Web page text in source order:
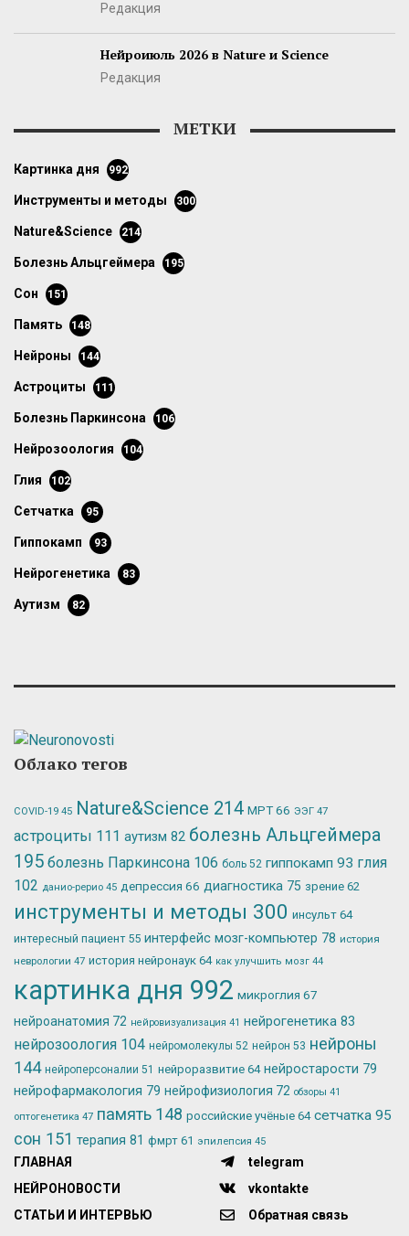
Редакция
Нейроиюль 2026 в Nature и Science
Редакция
МЕТКИ
картинка дня 992
инструменты и методы 300
Nature&Science 214
болезнь Альцгеймера 195
сон 151
память 148
нейроны 144
астроциты 111
болезнь Паркинсона 106
нейрозоология 104
глия 102
сетчатка 95
гиппокамп 93
нейрогенетика 83
аутизм 82
Облако тегов
COVID-19 45 Nature&Science 214 МРТ66 ЭЭГ 47
астроциты 111 аутизм 82 болезнь Альцгеймера
195 болезнь Паркинсона 106 боль 52 гиппокамп 93 глия
102 данио-рерио 45 депрессия 66 диагностика 75 зрение 62
инструменты и методы 300 инсульт 64
интересный пациент 55 интерфейс мозг-компьютер 78 история
неврологии 47 история нейронаук 64 как улучшить мозг 44
картинка дня 992 микроглия 67
нейроанатомия 72 нейровизуализация 41 нейрогенетика 83
нейрозоология 104 нейромолекулы 52 нейрон 53 нейроны
144 нейроперсоналии 51 нейроразвитие 64 нейростарости 79
нейрофармакология 79 нейрофизиология 72 обзоры 41
оптогенетика 47 память 148 российские учёные 64 сетчатка 95
сон 151 терапия 81 фмрт 61 эпилепсия 45
ГЛАВНАЯ
НЕЙРОНОВОСТИ
СТАТЬИ И ИНТЕРВЬЮ
telegram
vkontakte
Обратная связь